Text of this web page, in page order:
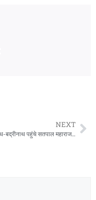
NEXT
केदारनाथ-बद्रीनाथ पहुंचे सतपाल महाराज, चारधाम यात्रा व्यवस्थाओं का लिया जायजा